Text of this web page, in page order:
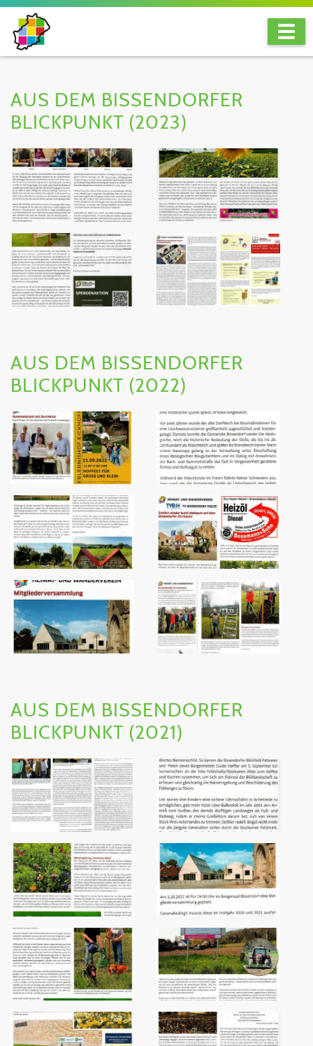
AUS DEM BISSENDORFER
BLICKPUNKT (2023)
AUS DEM BISSENDORFER
BLICKPUNKT (2022)
AUS DEM BISSENDORFER
BLICKPUNKT (2021)